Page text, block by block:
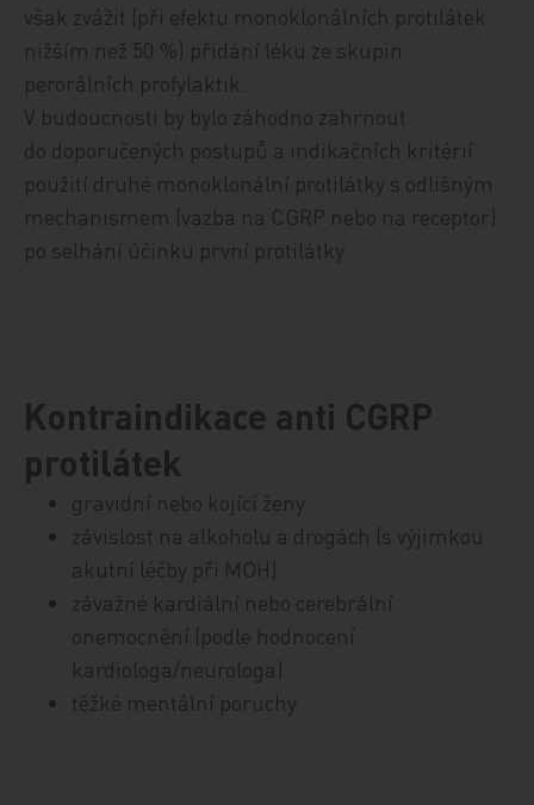
však zvážit (při efektu monoklonálních protilátek
nižším než 50 %) přidání léku ze skupin
perorálních profylaktik.
V budoucnosti by bylo záhodno zahrnout
do doporučených postupů a indikačních kritérií
použití druhé monoklonální protilátky s odlišným
mechanismem (vazba na CGRP nebo na receptor)
po selhání účinku první protilátky.
Kontraindikace anti CGRP
protilátek
gravidní nebo kojící ženy
závislost na alkoholu a drogách (s výjimkou
akutní léčby při MOH)
závažné kardiální nebo cerebrální
onemocnění (podle hodnocení
kardiologa/neurologa)
těžké mentální poruchy